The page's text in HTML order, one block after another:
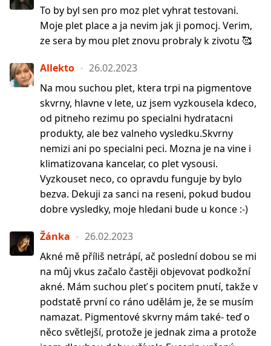
To by byl sen pro moz plet vyhrat testovani.
Moje plet place a ja nevim jak ji pomocj. Verim,
ze sera by mou plet znovu probraly k zivotu 🥰
Allekto
26.02.2023
Na mou suchou plet, ktera trpi na pigmentove
skvrny, hlavne v lete, uz jsem vyzkousela kdeco,
od pitneho rezimu po specialni hydratacni
produkty, ale bez valneho vysledku.Skvrny
nemizi ani po specialni peci. Mozna je na vine i
klimatizovana kancelar, co plet vysousi.
Vyzkouset neco, co opravdu funguje by bylo
bezva. Dekuji za sanci na reseni, pokud budou
dobre vysledky, moje hledani bude u konce :-)
Žánka
26.02.2023
Akné mě příliš netrápí, ač poslední dobou se mi
na můj vkus začalo častěji objevovat podkožní
akné. Mám suchou pleť s pocitem pnutí, takže v
podstatě první co ráno udělám je, že se musím
namazat. Pigmentové skvrny mám také- teď o
něco světlejší, protože je jednak zima a protože